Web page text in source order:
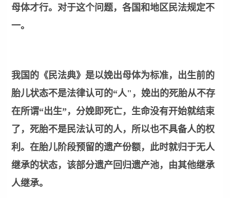
母体才行。对于这个问题，各国和地区民法规定不
一。
我国的《民法典》是以娩出母体为标准，出生前的
胎儿状态不是法律认可的“人"，娩出的死胎从不存
在所谓“出生”，分娩即死亡，生命没有开始就结束
了，死胎不是民法认可的人，所以也不具备人的权
利。在胎儿阶段预留的遗产份额，此时就归于无人
继承的状态，该部分遗产回归遗产池，由其他继承
人继承。